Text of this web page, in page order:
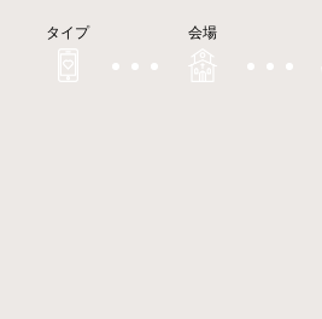
タイプ 会場